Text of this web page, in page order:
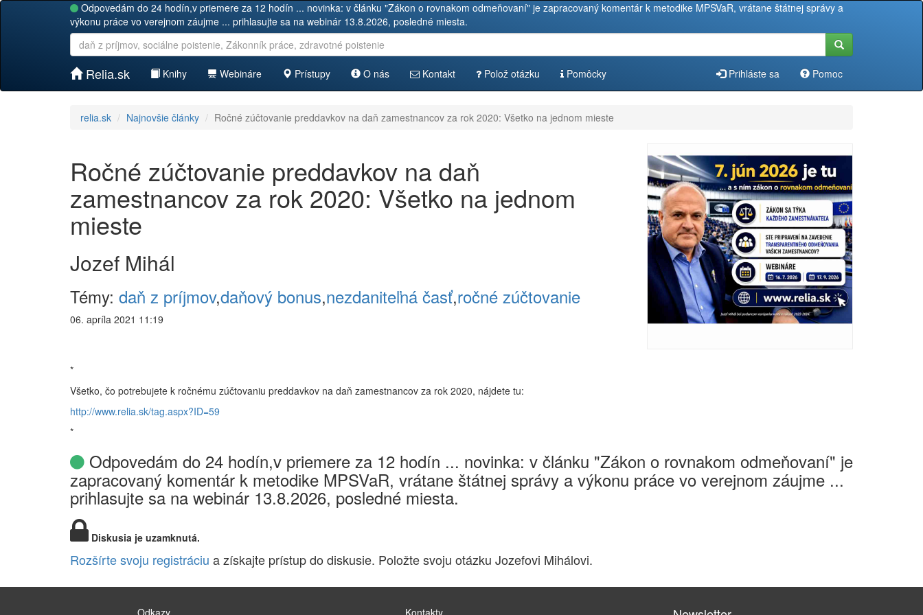
Odpovedám do 24 hodín,v priemere za 12 hodín ... novinka: v článku "Zákon o rovnakom odmeňovaní" je zapracovaný komentár k metodike MPSVaR, vrátane štátnej správy a
výkonu práce vo verejnom záujme ... prihlasujte sa na webinár 13.8.2026, posledné miesta.
Relia.sk Knihy Webináre Prístupy O nás Kontakt Polož otázku Pomôcky Prihláste sa Pomoc
relia.sk Najnovšie články Ročné zúčtovanie preddavkov na daň zamestnancov za rok 2020: Všetko na jednom mieste
Ročné zúčtovanie preddavkov na daň
zamestnancov za rok 2020: Všetko na jednom
mieste
Jozef Mihál
Témy: daň z príjmov,daňový bonus,nezdaniteľná časť,ročné zúčtovanie
06. apríla 2021 11:19
*
Všetko, čo potrebujete k ročnému zúčtovaniu preddavkov na daň zamestnancov za rok 2020, nájdete tu:
http://www.relia.sk/tag.aspx?ID=59
*
Odpovedám do 24 hodín,v priemere za 12 hodín ... novinka: v článku "Zákon o rovnakom odmeňovaní" je
zapracovaný komentár k metodike MPSVaR, vrátane štátnej správy a výkonu práce vo verejnom záujme ...
prihlasujte sa na webinár 13.8.2026, posledné miesta.
Diskusia je uzamknutá.
Rozšírte svoju registráciu a získajte prístup do diskusie. Položte svoju otázku Jozefovi Mihálovi.
Odkazy Kontakty